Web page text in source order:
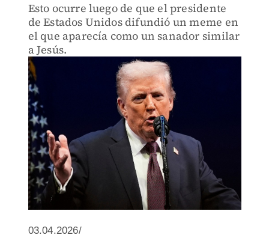
Esto ocurre luego de que el presidente
de Estados Unidos difundió un meme en
el que aparecía como un sanador similar
a Jesús.
03.04.2026/